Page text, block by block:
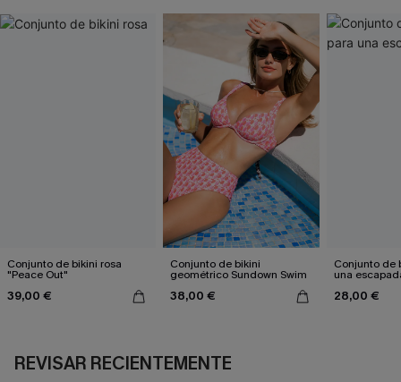
Conjunto de bikini rosa
"Peace Out"
39,00 €
Conjunto de bikini
geométrico Sundown Swim
38,00 €
Conjunto de
una
28,00 €
REVISAR RECIENTEMENTE